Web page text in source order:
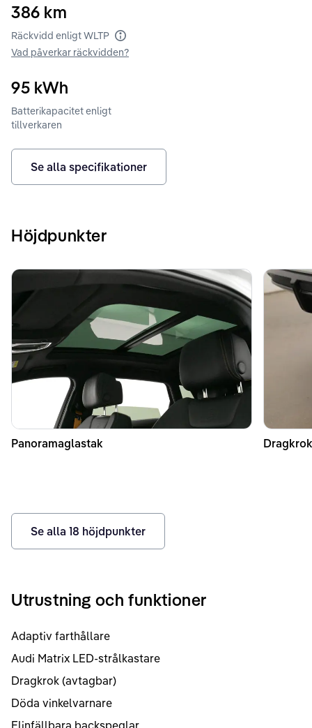
386 km
Räckvidd enligt WLTP Räckvidd enligt WLTP
Vad påverkar räckvidden?
95 kWh
Batterikapacitet enligt
tillverkaren
Se alla specifikationer
Höjdpunkter
Panoramaglastak
Se alla 18 höjdpunkter
Utrustning och funktioner
Adaptiv farthållare
Audi Matrix LED-strålkastare
Dragkrok (avtagbar)
Döda vinkelvarnare